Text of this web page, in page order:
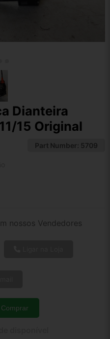
Dianteira
15 Original
Part Number: 5709
nossos Vendedores
Quantidade
Comprar